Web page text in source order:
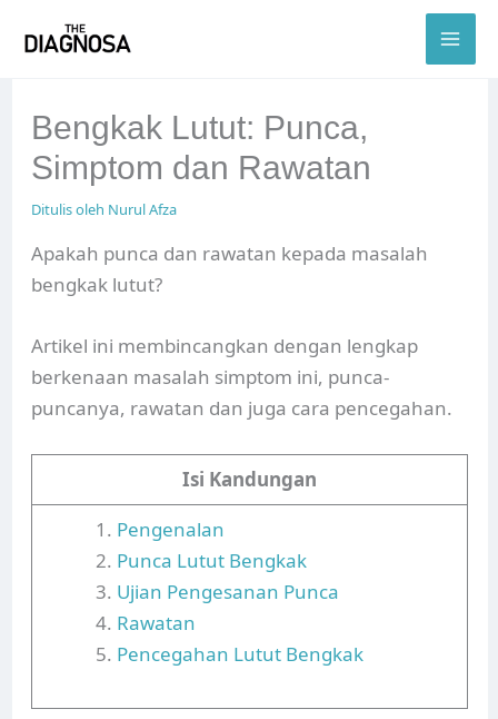
Bengkak Lutut: Punca,
Simptom dan Rawatan
Ditulis oleh Nurul Afza
Apakah punca dan rawatan kepada masalah
bengkak lutut?
Artikel ini membincangkan dengan lengkap
berkenaan masalah simptom ini, punca-
puncanya, rawatan dan juga cara pencegahan.
Isi Kandungan
Pengenalan
Punca Lutut Bengkak
Ujian Pengesanan Punca
Rawatan
Pencegahan Lutut Bengkak